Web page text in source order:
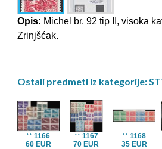
Opis: Michel br. 92 tip II, visoka
Zrinjšćak.
Ostali predmeti iz kategorije:
**1166
60 EUR
** 1167
70 EUR
**1168
35 EUR